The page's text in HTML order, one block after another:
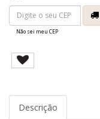
Não sei meu CEP
Descrição